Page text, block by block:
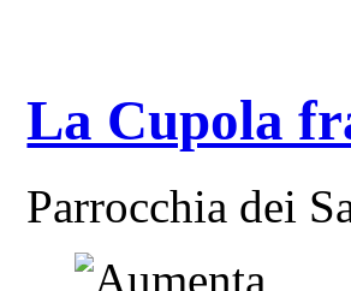
La Cupola
Parrocchia dei